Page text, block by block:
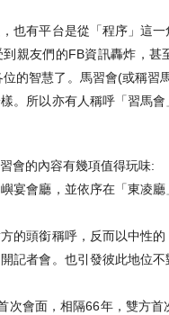
也有平台是從「程序」這
親友們的FB資訊轟炸，甚
的智慧了。馬習會(或稱習
。所以亦有人稱呼「習馬
會的內容有幾項值得玩味:
宴會廳，並依序在「東凌
的頭銜稱呼，反而以中性
者會。也引發彼此地位不
會面，相隔66年，雙方首